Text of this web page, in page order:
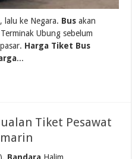
lalu ke Negara. Bus akan
Ubung sebelum
Harga Tiket Bus
...
Tiket Pesawat
Bandara Halim